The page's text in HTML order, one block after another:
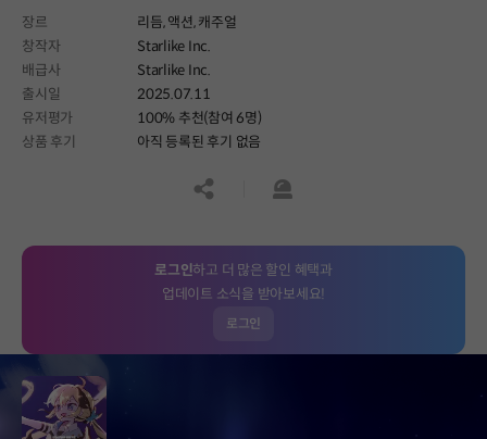
장르 리듬,액션,캐주얼
창작자
Starlike Inc.
배급사
Starlike Inc.
출시일
2025.07.11
유저평가
100% 추천(참여 6명)
상품 후기
아직 등록된 후기 없음
공유하기신고하기
로그인하고 더 많은 할인 혜택과
업데이트 소식을 받아보세요!
로그인